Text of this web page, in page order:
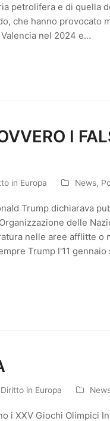
petrolifera e di quella
che hanno provocato
nel 2024 e…
I
in Europa News,
Trump dichiarava
delle
nelle aree afflitte o
Trump l'11
in Europa
i XXV Giochi Olimpici